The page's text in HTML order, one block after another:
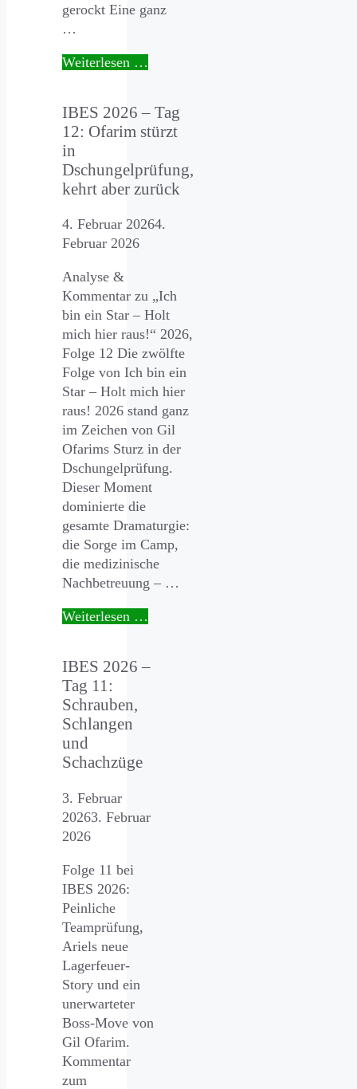
gerockt Eine ganz
…
Weiterlesen …
IBES 2026 – Tag
12: Ofarim stürzt
in
Dschungelprüfung,
kehrt aber zurück
4. Februar 20264.
Februar 2026
Analyse &
Kommentar zu „Ich
bin ein Star – Holt
mich hier raus!“ 2026,
Folge 12 Die zwölfte
Folge von Ich bin ein
Star – Holt mich hier
raus! 2026 stand ganz
im Zeichen von Gil
Ofarims Sturz in der
Dschungelprüfung.
Dieser Moment
dominierte die
gesamte Dramaturgie:
die Sorge im Camp,
die medizinische
Nachbetreuung – …
Weiterlesen …
IBES 2026 –
Tag 11:
Schrauben,
Schlangen
und
Schachzüge
3. Februar
20263. Februar
2026
Folge 11 bei
IBES 2026:
Peinliche
Teamprüfung,
Ariels neue
Lagerfeuer-
Story und ein
unerwarteter
Boss-Move von
Gil Ofarim.
Kommentar
zum